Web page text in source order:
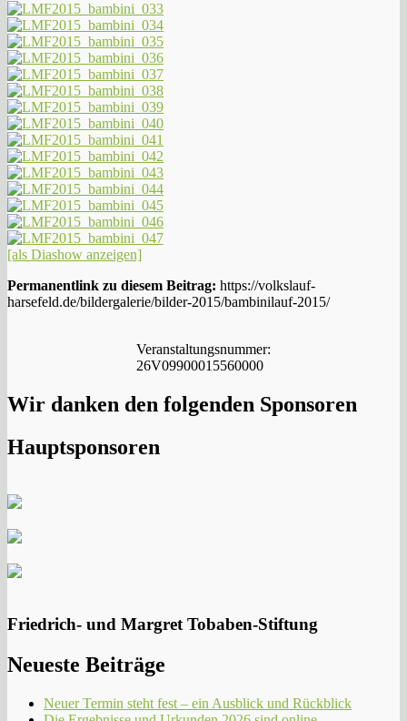
[als Diashow anzeigen]
Permanentlink zu diesem Beitrag: https://volkslauf-
harsefeld.de/bildergalerie/bilder-2015/bambinilauf-2015/
Veranstaltungsnummer:
26V09900015560000
Wir danken den folgenden Sponsoren
Hauptsponsoren
Friedrich- und Margret Tobaben-Stiftung
Neueste Beiträge
Neuer Termin steht fest – ein Ausblick und Rückblick